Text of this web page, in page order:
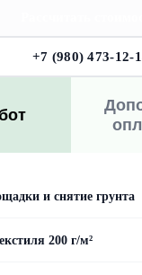
+7 (980) 473-12-
и снятие грунта
200 г/м²